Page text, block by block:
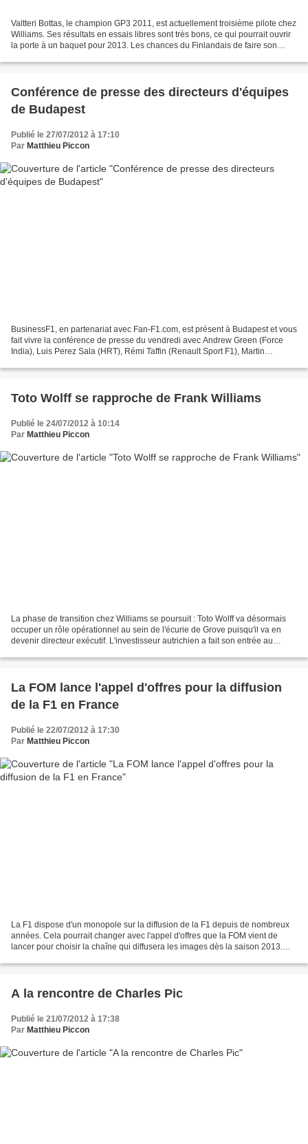
Valtteri Bottas, le champion GP3 2011, est actuellement troisième pilote chez
Williams. Ses résultats en essais libres sont très bons, ce qui pourrait ouvrir
la porte à un baquet pour 2013. Les chances du Finlandais de faire son
Conférence de presse des directeurs d'équipes
de Budapest
Publié le 27/07/2012 à 17:10
Par Matthieu Piccon
BusinessF1, en partenariat avec Fan-F1.com, est présent à Budapest et vous
fait vivre la conférence de presse du vendredi avec Andrew Green (Force
India), Luis Perez Sala (HRT), Rémi Taffin (Renault Sport F1), Martin
Toto Wolff se rapproche de Frank Williams
Publié le 24/07/2012 à 10:14
Par Matthieu Piccon
La phase de transition chez Williams se poursuit : Toto Wolff va désormais
occuper un rôle opérationnel au sein de l'écurie de Grove puisqu'il va en
devenir directeur exécutif. L'investisseur autrichien a fait son entrée au
La FOM lance l'appel d'offres pour la diffusion
de la F1 en France
Publié le 22/07/2012 à 17:30
Par Matthieu Piccon
La F1 dispose d'un monopole sur la diffusion de la F1 depuis de nombreux
années. Cela pourrait changer avec l'appel d'offres que la FOM vient de
lancer pour choisir la chaîne qui diffusera les images dès la saison 2013.
A la rencontre de Charles Pic
Publié le 21/07/2012 à 17:38
Par Matthieu Piccon